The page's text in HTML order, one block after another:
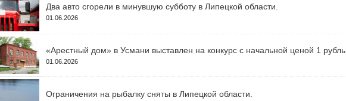
Два авто сгорели в минувшую субботу в Липецкой области.
01.06.2026
«Арестный дом» в Усмани выставлен на конкурс с начальной ценой 1 рубль.
01.06.2026
Ограничения на рыбалку сняты в Липецкой области.